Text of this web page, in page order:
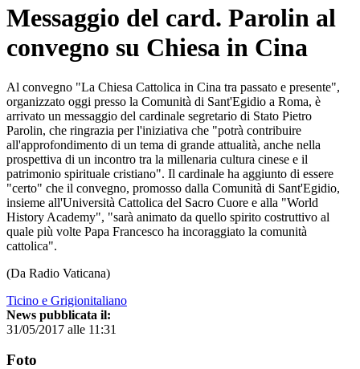
Messaggio del card. Parolin al
convegno su Chiesa in Cina
Al convegno "La Chiesa Cattolica in Cina tra passato e presente",
organizzato oggi presso la Comunità di Sant'Egidio a Roma, è
arrivato un messaggio del cardinale segretario di Stato Pietro
Parolin, che ringrazia per l'iniziativa che "potrà contribuire
all'approfondimento di un tema di grande attualità, anche nella
prospettiva di un incontro tra la millenaria cultura cinese e il
patrimonio spirituale cristiano". Il cardinale ha aggiunto di essere
"certo" che il convegno, promosso dalla Comunità di Sant'Egidio,
insieme all'Università Cattolica del Sacro Cuore e alla "World
History Academy", "sarà animato da quello spirito costruttivo al
quale più volte Papa Francesco ha incoraggiato la comunità
cattolica".
(Da Radio Vaticana)
Ticino e Grigionitaliano
News pubblicata il:
31/05/2017 alle 11:31
Foto